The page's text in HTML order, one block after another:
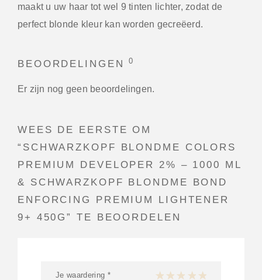
maakt u uw haar tot wel 9 tinten lichter, zodat de
perfect blonde kleur kan worden gecreëerd.
BEOORDELINGEN0
Er zijn nog geen beoordelingen.
WEES DE EERSTE OM
“SCHWARZKOPF BLONDME COLORS
PREMIUM DEVELOPER 2% – 1000 ML
& SCHWARZKOPF BLONDME BOND
ENFORCING PREMIUM LIGHTENER
9+ 450G” TE BEOORDELEN
Je waardering * 1 van de 5 sterren
2 van de 5 sterren
3 van de 5 sterren
4 van de 5 sterren